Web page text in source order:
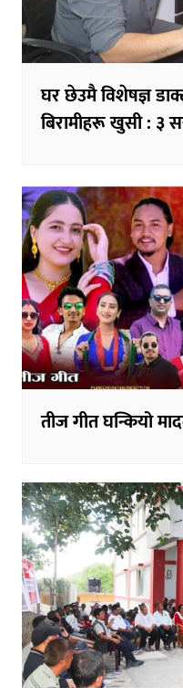
घर छेउमै विशेषज्ञ
बिरामीहरू खुसी : ३
तीज गीत घन्कियो